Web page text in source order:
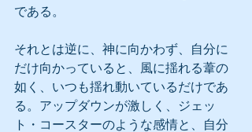
である。
それとは逆に、神に向かわず、自分に
だけ向かっていると、風に揺れる葦の
如く、いつも揺れ動いているだけであ
る。アップダウンが激しく、ジェッ
ト・コースターのような感情と、自分